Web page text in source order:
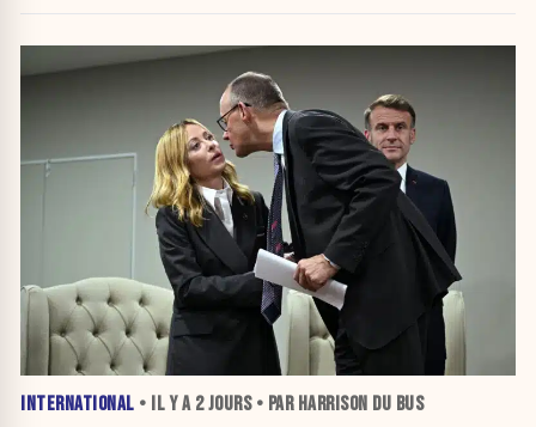
INTERNATIONAL • IL Y A 2 JOURS• PAR HARRISON DU BUS